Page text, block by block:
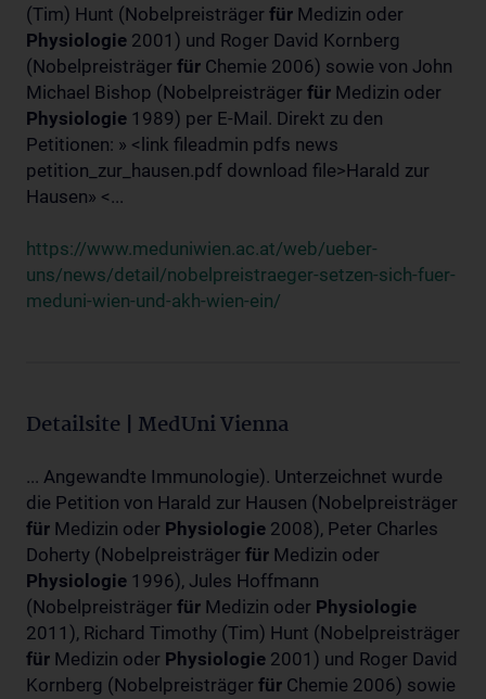
(Tim) Hunt (Nobelpreisträger für Medizin oder
Physiologie 2001) und Roger David Kornberg
(Nobelpreisträger für Chemie 2006) sowie von John
Michael Bishop (Nobelpreisträger für Medizin oder
Physiologie 1989) per E-Mail. Direkt zu den
Petitionen: » <link fileadmin pdfs news
petition_zur_hausen.pdf download file>Harald zur
Hausen» <...
https://www.meduniwien.ac.at/web/ueber-
uns/news/detail/nobelpreistraeger-setzen-sich-fuer-
meduni-wien-und-akh-wien-ein/
Detailsite | MedUni Vienna
... Angewandte Immunologie). Unterzeichnet wurde
die Petition von Harald zur Hausen (Nobelpreisträger
für Medizin oder Physiologie 2008), Peter Charles
Doherty (Nobelpreisträger für Medizin oder
Physiologie 1996), Jules Hoffmann
(Nobelpreisträger für Medizin oder Physiologie
2011), Richard Timothy (Tim) Hunt (Nobelpreisträger
für Medizin oder Physiologie 2001) und Roger David
Kornberg (Nobelpreisträger für Chemie 2006) sowie